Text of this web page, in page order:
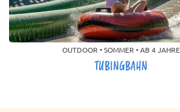
TUBINGBAHN
OUTDOOR • SOMMER • AB 4 JAHRE